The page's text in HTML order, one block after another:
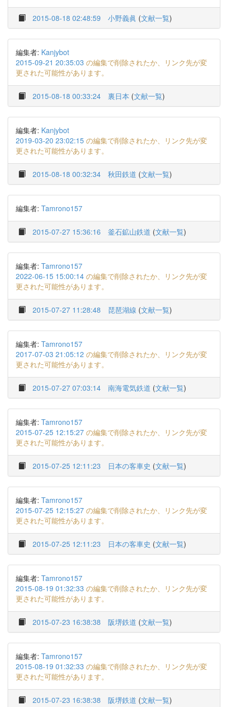
2015-08-18 02:48:59 小野義眞 (文献一覧)
編集者: Kanjybot
2015-09-21 20:35:03 の編集で削除されたか、リンク先が変
更された可能性があります。
2015-08-18 00:33:24 裏日本 (文献一覧)
編集者: Kanjybot
2019-03-20 23:02:15 の編集で削除されたか、リンク先が変
更された可能性があります。
2015-08-18 00:32:34 秋田鉄道 (文献一覧)
編集者: Tamrono157
2015-07-27 15:36:16 釜石鉱山鉄道 (文献一覧)
編集者: Tamrono157
2022-06-15 15:00:14 の編集で削除されたか、リンク先が変
更された可能性があります。
2015-07-27 11:28:48 琵琶湖線 (文献一覧)
編集者: Tamrono157
2017-07-03 21:05:12 の編集で削除されたか、リンク先が変
更された可能性があります。
2015-07-27 07:03:14 南海電気鉄道 (文献一覧)
編集者: Tamrono157
2015-07-25 12:15:27 の編集で削除されたか、リンク先が変
更された可能性があります。
2015-07-25 12:11:23 日本の客車史 (文献一覧)
編集者: Tamrono157
2015-07-25 12:15:27 の編集で削除されたか、リンク先が変
更された可能性があります。
2015-07-25 12:11:23 日本の客車史 (文献一覧)
編集者: Tamrono157
2015-08-19 01:32:33 の編集で削除されたか、リンク先が変
更された可能性があります。
2015-07-23 16:38:38 阪堺鉄道 (文献一覧)
編集者: Tamrono157
2015-08-19 01:32:33 の編集で削除されたか、リンク先が変
更された可能性があります。
2015-07-23 16:38:38 阪堺鉄道 (文献一覧)